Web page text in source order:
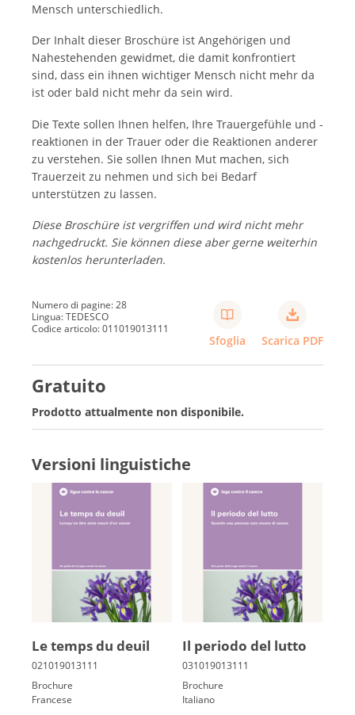
Mensch unterschiedlich.
Der Inhalt dieser Broschüre ist Angehörigen und
Nahestehenden gewidmet, die damit konfrontiert
sind, dass ein ihnen wichtiger Mensch nicht mehr da
ist oder bald nicht mehr da sein wird.
Die Texte sollen Ihnen helfen, Ihre Trauergefühle und -
reaktionen in der Trauer oder die Reaktionen anderer
zu verstehen. Sie sollen Ihnen Mut machen, sich
Trauerzeit zu nehmen und sich bei Bedarf
unterstützen zu lassen.
Diese Broschüre ist vergriffen und wird nicht mehr
nachgedruckt. Sie können diese aber gerne weiterhin
kostenlos herunterladen.
Numero di pagine: 28
Lingua: TEDESCO
Codice articolo: 011019013111
Sfoglia Scarica PDF
Gratuito
Prodotto attualmente non disponibile.
Versioni linguistiche
Le temps du deuil
Brochure
Francese
Il periodo del lutto
Brochure
Italiano